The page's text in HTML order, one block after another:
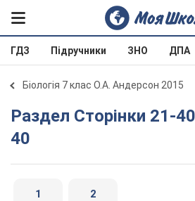
ГДЗ Підручники ЗНО ДПА
Біологія 7 клас О.А. Андерсон 2015
Раздел Сторінки 21-40. Сторінка
40
1 2